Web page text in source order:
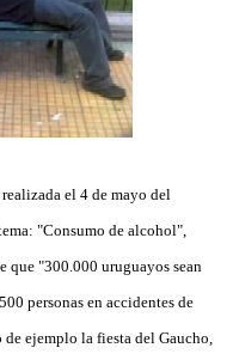
el 4 de mayo del
"Consumo de alcohol",
que "300.000 uruguayos sean
personas en accidentes de
ejemplo la fiesta del Gaucho,